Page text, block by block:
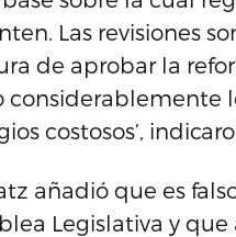
Las revisiones
de aprobar la
costosos’,
añadió que es
Legislativa y